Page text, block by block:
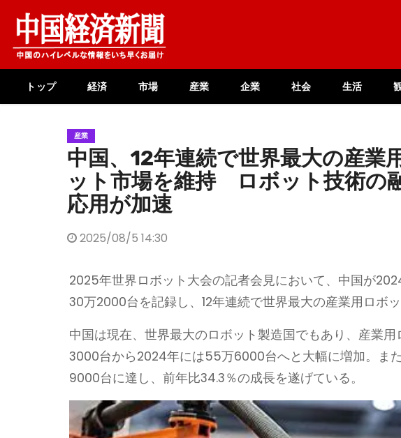
content
トップ 経済 市場 産業 企業 社会 生活
産業
中国、12年連続で世界最大の産業
ット市場を維持 ロボット技術の
応用が加速
2025/08/5 14:30
2025年世界ロボット大会の記者会見において、中国が
30万2000台を記録し、12年連続で世界最大の産業用ロボ
中国は現在、世界最大のロボット製造国でもあり、産業
3000台から2024年には55万6000台へと大幅に増加。ま
9000台に達し、前年比34.3％の成長を遂げている。